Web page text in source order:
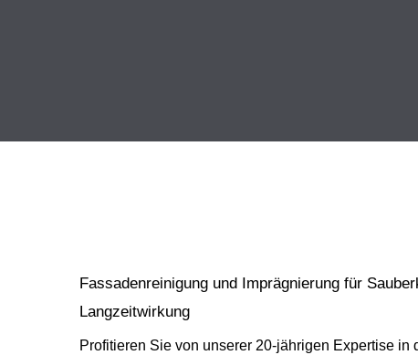
Fassadenreinigung und Imprägnierung für
Langzeitwirkung
Profitieren Sie von unserer 20-jährigen Expertise in